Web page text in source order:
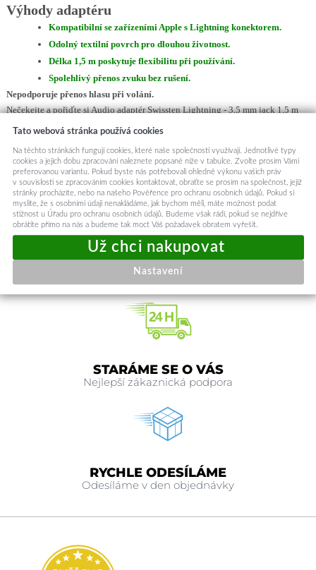
Výhody adaptéru
Kompatibilní se zařízeními Apple s Lightning konektorem.
Odolný textilní povrch pro dlouhou životnost.
Délka 1,5 m poskytuje flexibilitu při používání.
Spolehlivý přenos zvuku bez rušení.
Nepodporuje přenos hlasu při volání.
Nečekejte a pořiďte si Audio adaptér Swissten Lightning - 3,5 mm jack 1,5 m
bílý ještě dnes! Užívejte si kvalitní zvuk a pohodlné připojení k vašim
Kód produktu 128699
DOPRAVA ZDARMA
Od dvou kusů v objednávce
STARÁME SE O VÁS
Nejlepší zákaznická podpora
RYCHLE ODESÍLÁME
Odesíláme v den objednávky
Tato webová stránka používá cookies
Na těchto stránkách fungují cookies, které naše společnosti využívají. Jednotlivé typy
cookies a jejich dobu zpracování naleznete popsané níže v tabulce. Zvolte prosím Vámi
preferovanou variantu. Pokud byste nás potřebovali ohledně výkonu vašich práv
v souvislosti se zpracováním cookies kontaktovat, obraťte se prosím na společnost, jejíž
stránky procházíte, nebo na našeho Pověřence pro ochranu osobních údajů. Pokud si
myslíte, že s osobními údaji nenakládáme, jak bychom měli, máte možnost podat
stížnost u Úřadu pro ochranu osobních údajů. Budeme však rádi, pokud se nejdříve
obrátíte přímo na nás a budeme tak moct Váš požadavek obratem vyřešit.
Nastavení